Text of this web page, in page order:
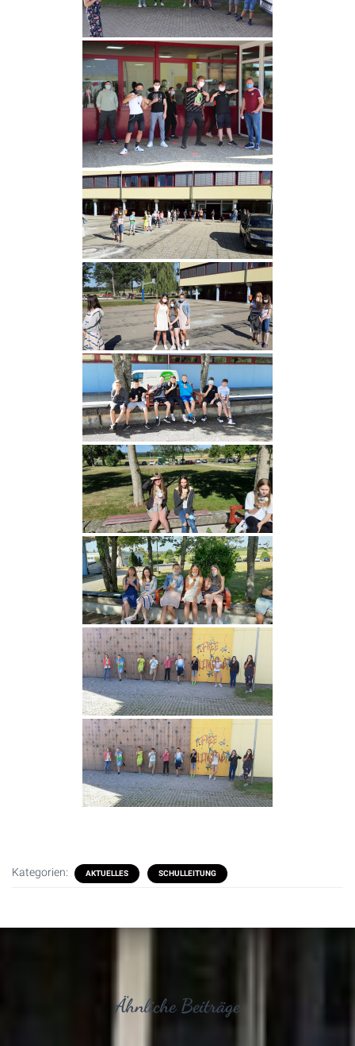
Kategorien: AKTUELLES SCHULLEITUNG
Ähnliche Beiträge